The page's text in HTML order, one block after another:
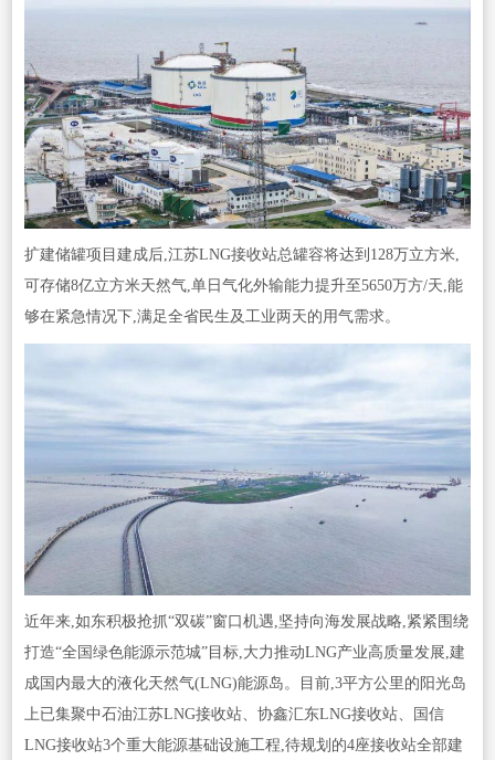
扩建储罐项目建成后,江苏LNG接收站总罐容将达到128万立方米,
可存储8亿立方米天然气,单日气化外输能力提升至5650万方/天,能
够在紧急情况下,满足全省民生及工业两天的用气需求。
近年来,如东积极抢抓“双碳”窗口机遇,坚持向海发展战略,紧紧围绕
打造“全国绿色能源示范城”目标,大力推动LNG产业高质量发展,建
成国内最大的液化天然气(LNG)能源岛。目前,3平方公里的阳光岛
上已集聚中石油江苏LNG接收站、协鑫汇东LNG接收站、国信
LNG接收站3个重大能源基础设施工程,待规划的4座接收站全部建